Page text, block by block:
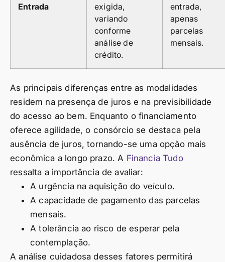
Entrada
exigida,
variando
conforme
análise de
crédito.
entrada,
apenas
parcelas
mensais.
As principais diferenças entre as modalidades
residem na presença de juros e na previsibilidade
do acesso ao bem. Enquanto o financiamento
oferece agilidade, o consórcio se destaca pela
ausência de juros, tornando-se uma opção mais
econômica a longo prazo. A Financia Tudo
ressalta a importância de avaliar:
A urgência na aquisição do veículo.
A capacidade de pagamento das parcelas
mensais.
A tolerância ao risco de esperar pela
contemplação.
A análise cuidadosa desses fatores permitirá